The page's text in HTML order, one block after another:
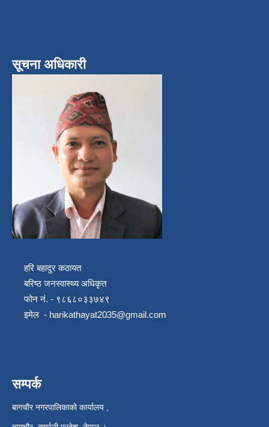
सूचना अधिकारी
हरि बहादुर कठायत
बरिष्ठ जनस्वास्थ्य अधिकृत
फोन नं. - ९८६८०३३७४९
इमेल - harikathayat2035@gmail.com
सम्पर्क
बागचौर नगरपालिकाको कार्यालय ,